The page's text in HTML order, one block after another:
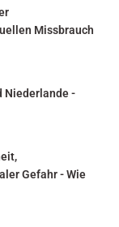
Missbrauch
Niederlande -
Gefahr - Wie